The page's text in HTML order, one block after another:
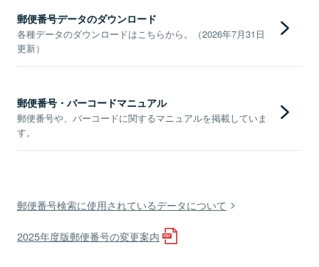
郵便番号データのダウンロード
各種データのダウンロードはこちらから。（2026年7月31日
更新）
郵便番号・バーコードマニュアル
郵便番号や、バーコードに関するマニュアルを掲載していま
す。
郵便番号検索に使用されているデータについて
2025年度版郵便番号の変更案内